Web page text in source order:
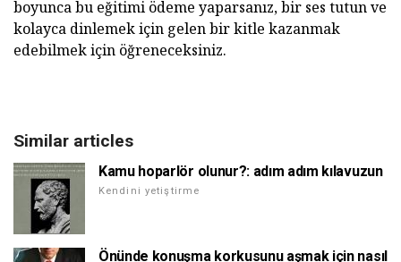
boyunca bu eğitimi ödeme yaparsanız, bir ses tutun ve
kolayca dinlemek için gelen bir kitle kazanmak
edebilmek için öğreneceksiniz.
Similar articles
Kamu hoparlör olunur?: adım adım kılavuzun
Kendini yetiştirme
Önünde konuşma korkusunu aşmak için nasıl